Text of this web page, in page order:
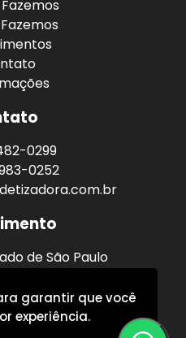
0299
0252
de São Paulo
garantir que você
experiência.